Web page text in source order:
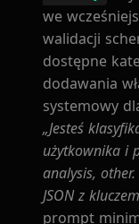
we
walidacji
dostępne
dodawania
systemowy
„Jesteś
użytkownika i
analysis,
JSON z
prompt